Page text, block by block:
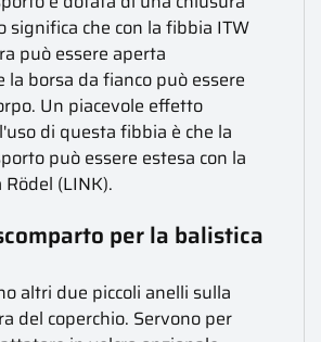
significa che con la fibbia ITW
può essere aperta
la borsa da fianco può essere
Un piacevole effetto
di questa fibbia è che la
può essere estesa con la
(LINK).
per la balistica
altri due piccoli anelli sulla
del coperchio. Servono per